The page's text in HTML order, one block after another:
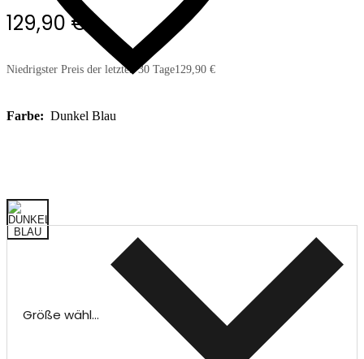
129,90 €
Niedrigster Preis der letzten 30 Tage129,90 €
Farbe: Dunkel Blau
Größe wählen